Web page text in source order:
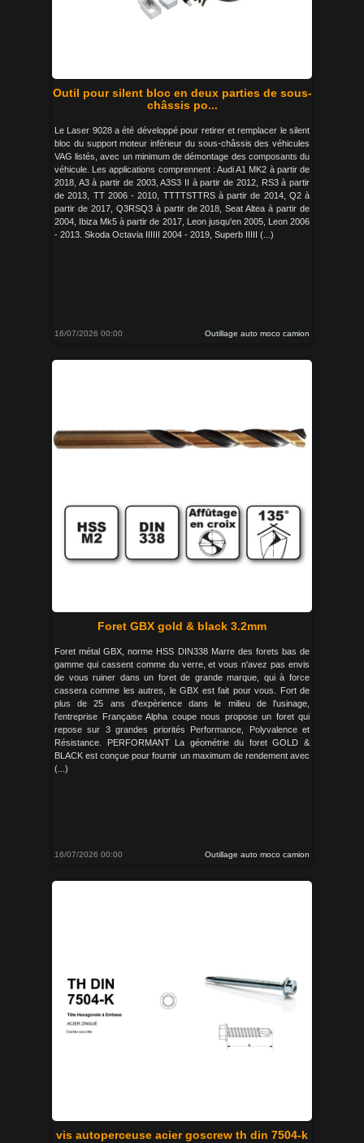
Outil pour silent bloc en deux parties de sous-
châssis po...
Le Laser 9028 a été développé pour retirer et remplacer le silent
bloc du support moteur inférieur du sous-châssis des véhicules
VAG listés, avec un minimum de démontage des composants du
véhicule. Les applications comprennent : Audi A1 MK2 à partir de
2018, A3 à partir de 2003, A3S3 II à partir de 2012, RS3 à partir
de 2013, TT 2006 - 2010, TTTTSTTRS à partir de 2014, Q2 à
partir de 2017, Q3RSQ3 à partir de 2018, Seat Altea à partir de
2004, Ibiza Mk5 à partir de 2017, Leon jusqu'en 2005, Leon 2006
- 2013. Skoda Octavia IIIIII 2004 - 2019, Superb IIIII (...)
16/07/2026 00:00 Outillage auto moco camion
Foret GBX gold & black 3.2mm
Foret métal GBX, norme HSS DIN338 Marre des forets bas de
gamme qui cassent comme du verre, et vous n'avez pas envis
de vous ruiner dans un foret de grande marque, qui à force
cassera comme les autres, le GBX est fait pour vous. Fort de
plus de 25 ans d'expèrience dans le milieu de l'usinage,
l'entreprise Française Alpha coupe nous propose un foret qui
repose sur 3 grandes priorités Performance, Polyvalence et
Résistance. PERFORMANT La géométrie du foret GOLD &
BLACK est conçue pour fournir un maximum de rendement avec
(...)
16/07/2026 00:00 Outillage auto moco camion
vis autoperceuse acier goscrew th din 7504-k